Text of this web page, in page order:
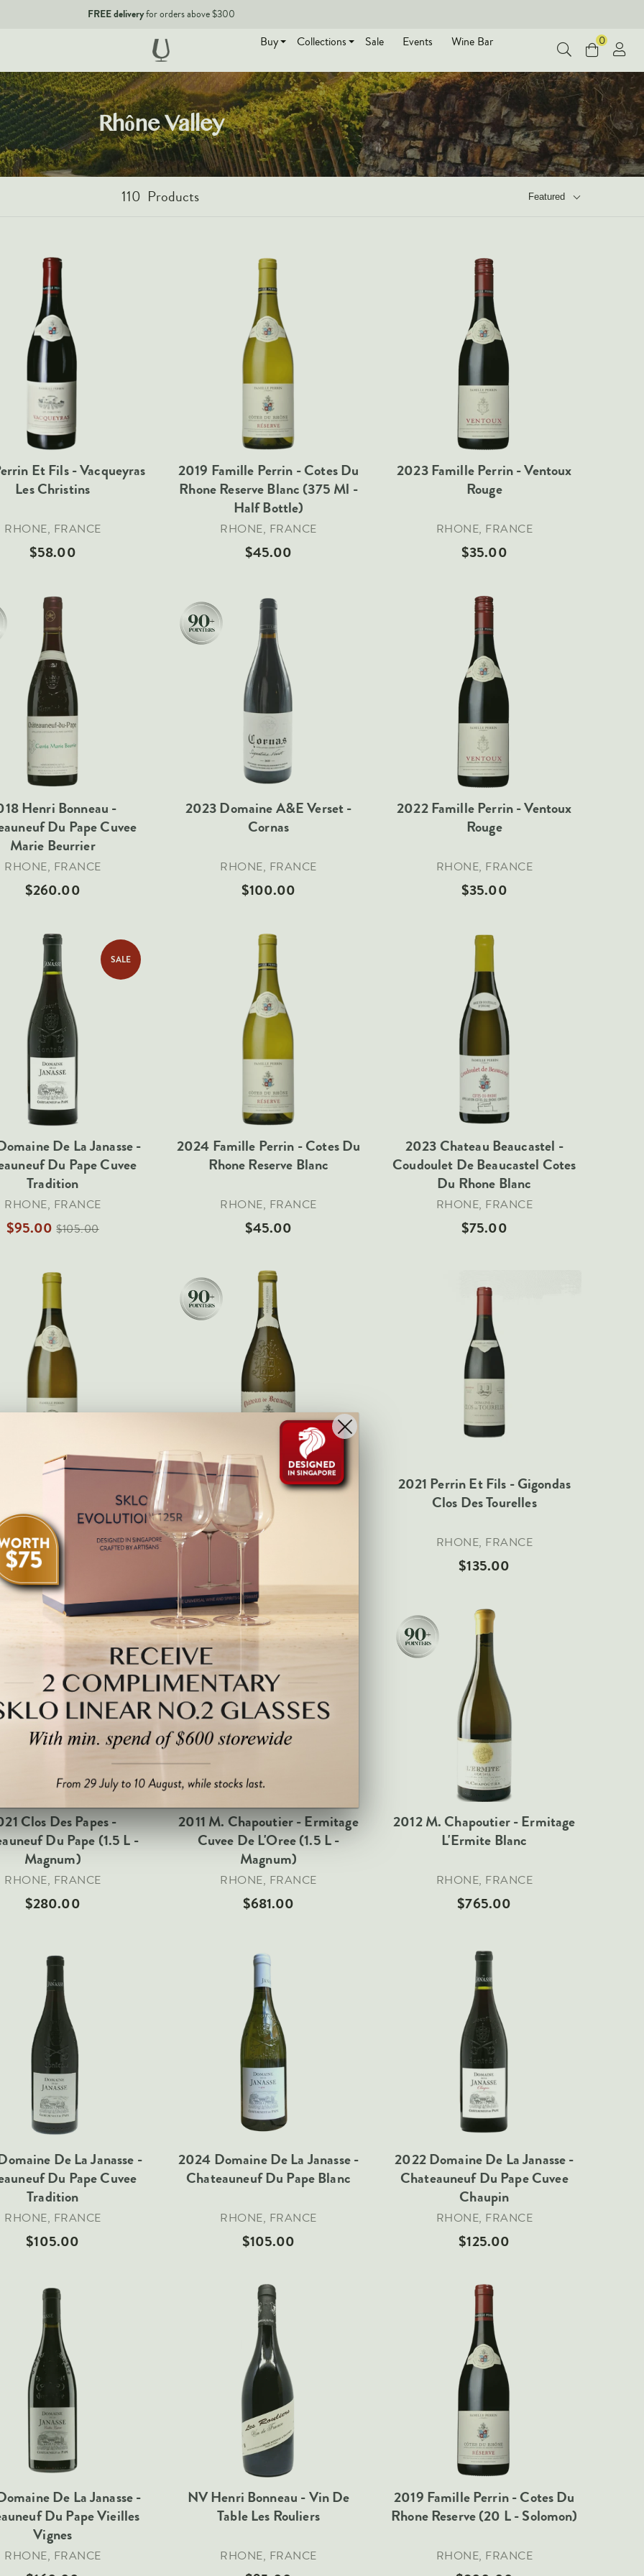
FREE deliveryfor orders above $300
Buy Collections Sale Events Wine Bar
EN
0
Rhône Valley
110 Products Featured
Et Fils - Vacqueyras
Les Christins
RHONE, FRANCE
$58.00
2019 Famille Perrin - Cotes Du
Rhone Reserve Blanc (375 Ml -
Half Bottle)
RHONE, FRANCE
$45.00
2023 Famille Perrin - Ventoux
Rouge
RHONE, FRANCE
$35.00
Henri Bonneau -
Du Pape Cuvee
Marie Beurrier
RHONE, FRANCE
$260.00
2023 Domaine A&E Verset -
Cornas
RHONE, FRANCE
$100.00
2022 Famille Perrin - Ventoux
Rouge
RHONE, FRANCE
$35.00
SALE
De La Janasse -
Du Pape Cuvee
Tradition
RHONE, FRANCE
$95.00 $105.00
2024 Famille Perrin - Cotes Du
Rhone Reserve Blanc
RHONE, FRANCE
$45.00
2023 Chateau Beaucastel -
Coudoulet De Beaucastel Cotes
Du Rhone Blanc
RHONE, FRANCE
$75.00
Du-Pape Les
Sinards Blanc
RHONE, FRANCE
$95.00
2023 Chateau Beaucastel -
Roussanne Vieilles Vignes
RHONE, FRANCE
2021 Perrin Et Fils - Gigondas
Clos Des Tourelles
RHONE, FRANCE
$135.00
Clos Des Papes -
Du Pape (1.5 L -
Magnum)
RHONE, FRANCE
$280.00
2011 M. Chapoutier - Ermitage
Cuvee De L'Oree (1.5 L -
Magnum)
RHONE, FRANCE
$681.00
2012 M. Chapoutier - Ermitage
L'Ermite Blanc
RHONE, FRANCE
$765.00
De La Janasse -
Du Pape Cuvee
Tradition
RHONE, FRANCE
$105.00
2024 Domaine De La Janasse -
Chateauneuf Du Pape Blanc
RHONE, FRANCE
$105.00
2022 Domaine De La Janasse -
Chateauneuf Du Pape Cuvee
Chaupin
RHONE, FRANCE
$125.00
De La Janasse -
Du Pape Vieilles
Vignes
RHONE, FRANCE
NV Henri Bonneau - Vin De
Table Les Rouliers
RHONE, FRANCE
2019 Famille Perrin - Cotes Du
Rhone Reserve (20 L - Solomon)
RHONE, FRANCE